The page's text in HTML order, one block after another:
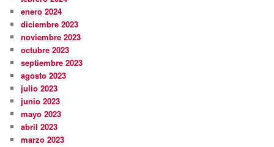
enero 2024
diciembre 2023
noviembre 2023
octubre 2023
septiembre 2023
agosto 2023
julio 2023
junio 2023
mayo 2023
abril 2023
marzo 2023